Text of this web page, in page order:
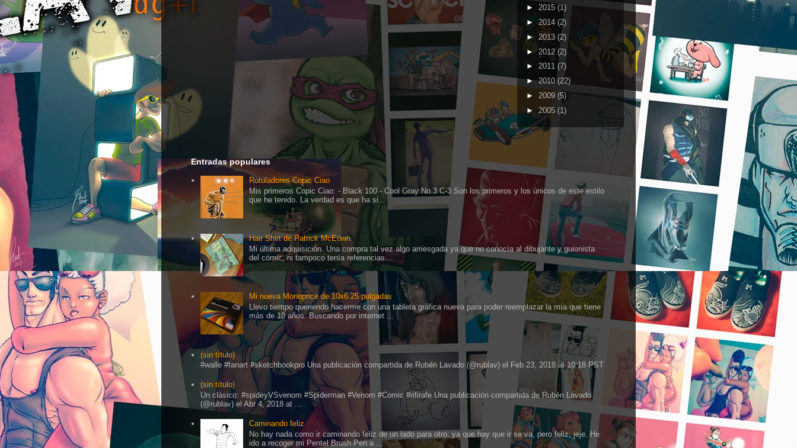
► 2015 (1)
► 2014 (2)
► 2013 (2)
► 2012(2)
► 2011 (7)
►2010(22)
► 2009 (5)
►2005 (1)
Entradas populares
Rotuladores Copic Ciao
Mis primeros Copic Ciao: - Black 100 - Cool Gray No.3 C-3 Son los primeros y los únicos de este estilo
que he tenido. La verdad es que ha si...
Hair Shirt de Patrick McEown
Mi última adquisición. Una compra tal vez algo arriesgada ya que no conocía al dibujante y guionista
del cómic, ni tampoco tenía referencias...
Mi nueva Monoprice de 10x6.25 pulgadas
Llevo tiempo queriendo hacerme con una tableta gráfica nueva para poder reemplazar la mía que tiene
más de 10 años. Buscando por internet ...
(sin título)
#walle #fanart #sketchbookpro Una publicación compartida de Rubén Lavado (@rublav) el Feb 23, 2018 at 10:18 PST
(sin título)
Un clásico: #spideyVSvenom #Spiderman #Venom #Comic #rifirafe Una publicación compartida de Rubén Lavado
(@rublav) el Abr 4, 2018 at ...
Caminando feliz
No hay nada como ir caminando feliz de un lado para otro: ya que hay que ir se va, pero feliz, jeje. He
ido a recoger mi Pentel Brush Pen a ...